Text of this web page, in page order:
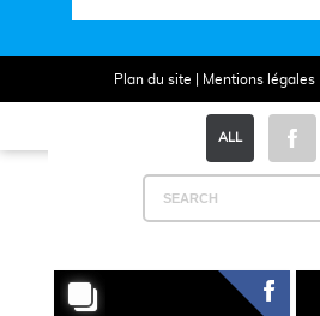
ALL
Plan du site Mentions légales|